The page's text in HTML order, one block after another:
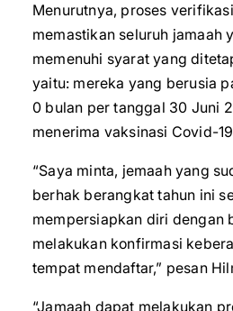
Menurutnya, proses
memastikan seluruh jamaah
memenuhi syarat yang
yaitu: mereka yang berusia
0 bulan per tanggal 30 Juni
menerima vaksinasi Covid-
“Saya minta, jemaah yang
berhak berangkat tahun ini
mempersiapkan diri dengan
melakukan konfirmasi
tempat mendaftar,” pesan
“Jamaah dapat melakukan